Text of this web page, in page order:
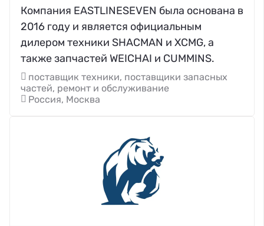
Компания EASTLINESEVEN была основана в
2016 году и является официальным
дилером техники SHACMAN и XCMG, а
также запчастей WEICHAI и CUMMINS.
поставщик техники, поставщики запасных
частей, ремонт и обслуживание
Россия, Москва